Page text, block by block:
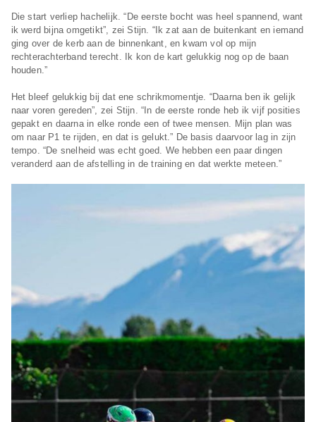
Die start verliep hachelijk. “De eerste bocht was heel spannend, want
ik werd bijna omgetikt”, zei Stijn. “Ik zat aan de buitenkant en iemand
ging over de kerb aan de binnenkant, en kwam vol op mijn
rechterachterband terecht. Ik kon de kart gelukkig nog op de baan
houden.”
Het bleef gelukkig bij dat ene schrikmomentje. “Daarna ben ik gelijk
naar voren gereden”, zei Stijn. “In de eerste ronde heb ik vijf posities
gepakt en daarna in elke ronde een of twee mensen. Mijn plan was
om naar P1 te rijden, en dat is gelukt.” De basis daarvoor lag in zijn
tempo. “De snelheid was echt goed. We hebben een paar dingen
veranderd aan de afstelling in de training en dat werkte meteen.”